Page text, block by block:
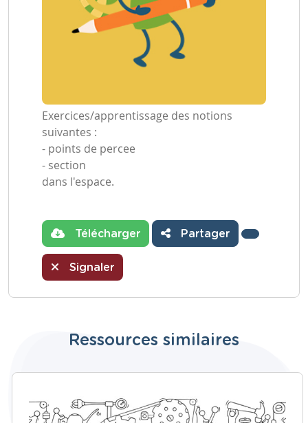
Exercices/apprentissage des notions
suivantes :
- points de percee
- section
dans l'espace.
Télécharger Partager
Signaler
Ressources similaires